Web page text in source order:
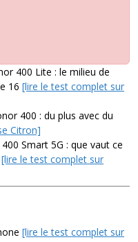
400 Lite : le milieu de
16 [lire le test complet sur
400 : du plus avec du
Citron]
Smart 5G : que vaut ce
[lire le test complet sur
[lire le test complet sur